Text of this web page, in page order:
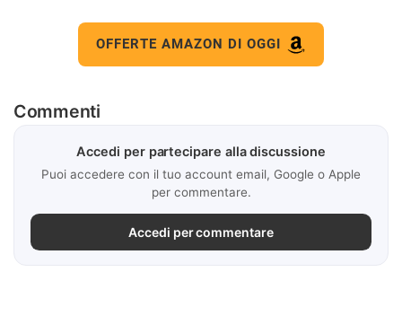
OFFERTE AMAZON DI OGGI
Commenti
Accedi per partecipare alla discussione
Puoi accedere con il tuo account email, Google o Apple
per commentare.
Accedi per commentare